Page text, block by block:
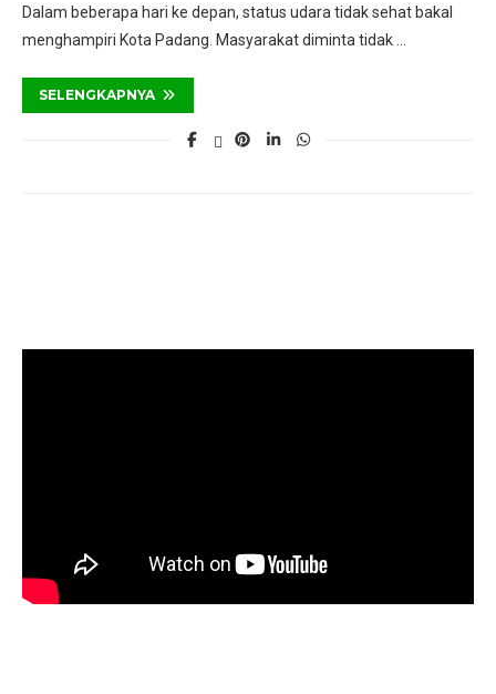
Dalam beberapa hari ke depan, status udara tidak sehat bakal
menghampiri Kota Padang. Masyarakat diminta tidak …
SELENGKAPNYA